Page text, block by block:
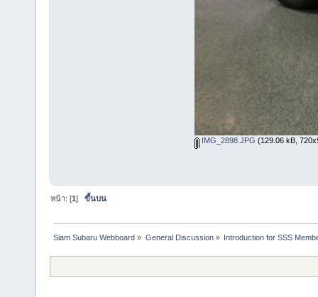
IMG_2898.JPG (129.06 kB,
หน้า: [1]ขึ้นบน
Siam Subaru Webboard » General Discussion» Introduction for SSS